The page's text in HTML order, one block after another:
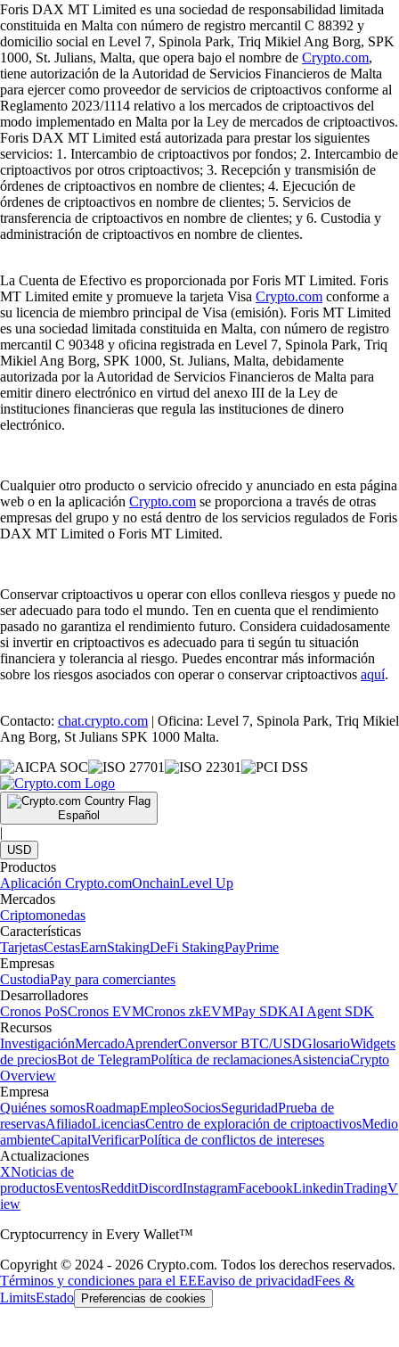
Foris DAX MT Limited es una sociedad de responsabilidad limitada
constituida en Malta con número de registro mercantil C 88392 y
domicilio social en Level 7, Spinola Park, Triq Mikiel Ang Borg, SPK
1000, St. Julians, Malta, que opera bajo el nombre de Crypto.com,
tiene autorización de la Autoridad de Servicios Financieros de Malta
para ejercer como proveedor de servicios de criptoactivos conforme al
Reglamento 2023/1114 relativo a los mercados de criptoactivos del
modo implementado en Malta por la Ley de mercados de criptoactivos.
Foris DAX MT Limited está autorizada para prestar los siguientes
servicios: 1. Intercambio de criptoactivos por fondos; 2. Intercambio de
criptoactivos por otros criptoactivos; 3. Recepción y transmisión de
órdenes de criptoactivos en nombre de clientes; 4. Ejecución de
órdenes de criptoactivos en nombre de clientes; 5. Servicios de
transferencia de criptoactivos en nombre de clientes; y 6. Custodia y
administración de criptoactivos en nombre de clientes.
La Cuenta de Efectivo es proporcionada por Foris MT Limited. Foris
MT Limited emite y promueve la tarjeta Visa Crypto.com conforme a
su licencia de miembro principal de Visa (emisión). Foris MT Limited
es una sociedad limitada constituida en Malta, con número de registro
mercantil C 90348 y oficina registrada en Level 7, Spinola Park, Triq
Mikiel Ang Borg, SPK 1000, St. Julians, Malta, debidamente
autorizada por la Autoridad de Servicios Financieros de Malta para
emitir dinero electrónico en virtud del anexo III de la Ley de
instituciones financieras que regula las instituciones de dinero
electrónico.
Cualquier otro producto o servicio ofrecido y anunciado en esta página
web o en la aplicación Crypto.com se proporciona a través de otras
empresas del grupo y no está dentro de los servicios regulados de Foris
DAX MT Limited o Foris MT Limited.
Conservar criptoactivos u operar con ellos conlleva riesgos y puede no
ser adecuado para todo el mundo. Ten en cuenta que el rendimiento
pasado no garantiza el rendimiento futuro. Considera cuidadosamente
si invertir en criptoactivos es adecuado para ti según tu situación
financiera y tolerancia al riesgo. Puedes encontrar más información
sobre los riesgos asociados con operar o conservar criptoactivos aquí.
Contacto: chat.crypto.com | Oficina: Level 7, Spinola Park, Triq Mikiel
Ang Borg, St Julians SPK 1000 Malta.
Español
|
USD
Productos
Aplicación Crypto.comOnchainLevel Up
Mercados
Criptomonedas
Características
TarjetasCestasEarnStakingDeFi StakingPayPrime
Empresas
CustodiaPay para comerciantes
Desarrolladores
Cronos PoSCronos EVMCronos zkEVMPay SDKAI Agent SDK
Recursos
InvestigaciónMercadoAprenderConversor BTC/USDGlosarioWidgets
de preciosBot de TelegramPolítica de reclamacionesAsistenciaCrypto
Overview
Empresa
Quiénes somosRoadmapEmpleoSociosSeguridadPrueba de
reservasAfiliadoLicenciasCentro de exploración de criptoactivosMedio
ambienteCapitalVerificarPolítica de conflictos de intereses
Actualizaciones
XNoticias de
productosEventosRedditDiscordInstagramFacebookLinkedinTradingV
iew
Cryptocurrency in Every Wallet™
Copyright © 2024 - 2026 Crypto.com. Todos los derechos reservados.
Términos y condiciones para el EEEaviso de privacidadFees &
LimitsEstado Preferencias de cookies